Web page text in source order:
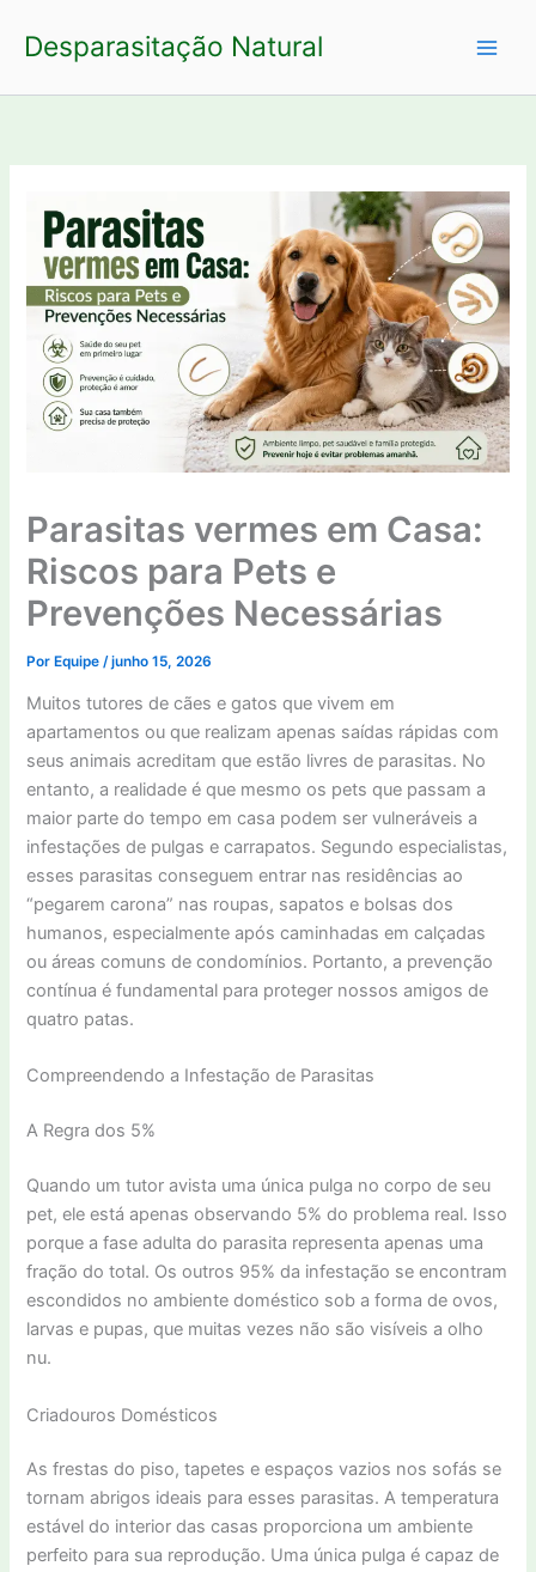
para
conteúdo
Desparasitação Natural
Parasitas vermes em Casa:
Riscos para Pets e
Prevenções Necessárias
PorEquipe /junho 15, 2026
Muitos tutores de cães e gatos que vivem em
apartamentos ou que realizam apenas saídas rápidas com
seus animais acreditam que estão livres de parasitas. No
entanto, a realidade é que mesmo os pets que passam a
maior parte do tempo em casa podem ser vulneráveis a
infestações de pulgas e carrapatos. Segundo especialistas,
esses parasitas conseguem entrar nas residências ao
“pegarem carona” nas roupas, sapatos e bolsas dos
humanos, especialmente após caminhadas em calçadas
ou áreas comuns de condomínios. Portanto, a prevenção
contínua é fundamental para proteger nossos amigos de
quatro patas.
Compreendendo a Infestação de Parasitas
A Regra dos 5%
Quando um tutor avista uma única pulga no corpo de seu
pet, ele está apenas observando 5% do problema real. Isso
porque a fase adulta do parasita representa apenas uma
fração do total. Os outros 95% da infestação se encontram
escondidos no ambiente doméstico sob a forma de ovos,
larvas e pupas, que muitas vezes não são visíveis a olho
nu.
Criadouros Domésticos
As frestas do piso, tapetes e espaços vazios nos sofás se
tornam abrigos ideais para esses parasitas. A temperatura
estável do interior das casas proporciona um ambiente
perfeito para sua reprodução. Uma única pulga é capaz de